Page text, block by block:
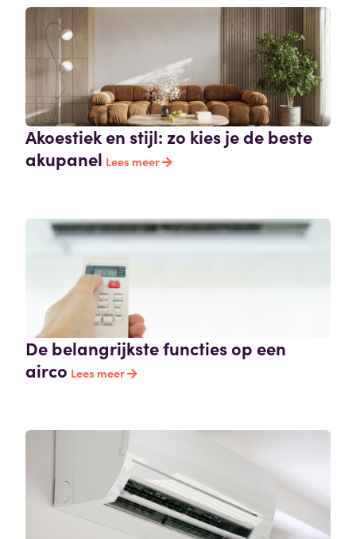
Akoestiek en stijl: zo kies je de beste
akupanel Lees meer
De belangrijkste functies op een
airco Lees meer